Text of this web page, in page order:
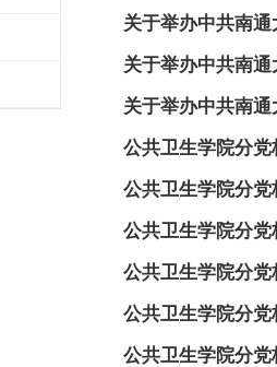
关于举办中共南
关于举办中共南
关于举办中共南
公共卫生学院分
公共卫生学院分
公共卫生学院分
公共卫生学院分
公共卫生学院分
公共卫生学院分